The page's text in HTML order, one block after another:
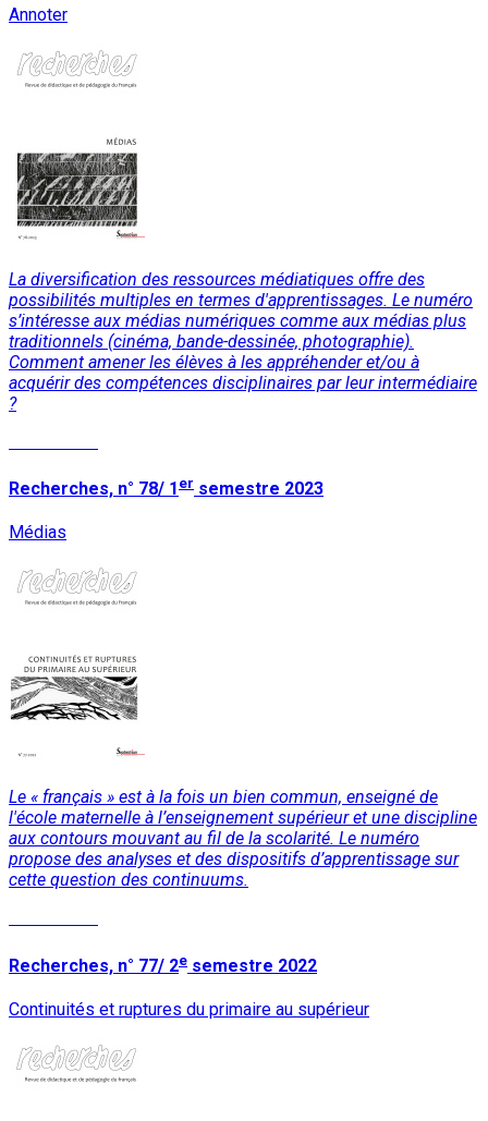
Annoter
La diversification des ressources médiatiques offre des
possibilités multiples en termes d'apprentissages. Le numéro
s’intéresse aux médias numériques comme aux médias plus
traditionnels (cinéma, bande-dessinée, photographie).
Comment amener les élèves à les appréhender et/ou à
acquérir des compétences disciplinaires par leur intermédiaire
?
Recherches, n° 78/ 1 er semestre 2023
Médias
Le « français » est à la fois un bien commun, enseigné de
l'école maternelle à l’enseignement supérieur et une discipline
aux contours mouvant au fil de la scolarité. Le numéro
propose des analyses et des dispositifs d’apprentissage sur
cette question des continuums.
Recherches, n° 77/ 2e semestre 2022
Continuités et ruptures du primaire au supérieur